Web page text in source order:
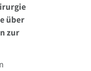
über
zur